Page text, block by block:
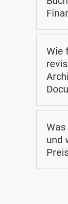
*Ich
Wie
und